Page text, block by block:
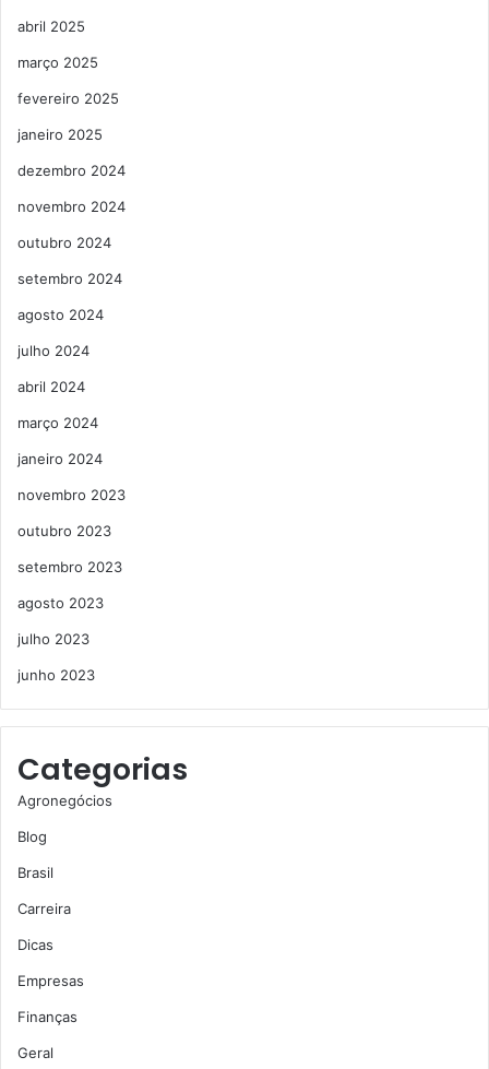
abril 2025
março 2025
fevereiro 2025
janeiro 2025
dezembro 2024
novembro 2024
outubro 2024
setembro 2024
agosto 2024
julho 2024
abril 2024
março 2024
janeiro 2024
novembro 2023
outubro 2023
setembro 2023
agosto 2023
julho 2023
junho 2023
Categorias
Agronegócios
Blog
Brasil
Carreira
Dicas
Empresas
Finanças
Geral